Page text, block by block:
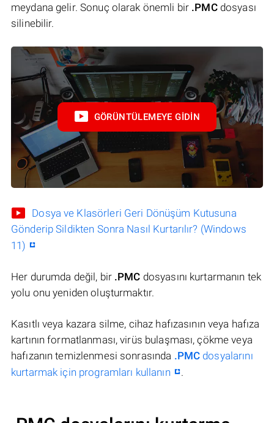
meydana gelir. Sonuç olarak önemli bir .PMCdosyası
silinebilir.
GÖRÜNTÜLEMEYE GIDIN
Dosya ve Klasörleri Geri Dönüşüm Kutusuna
Gönderip Sildikten Sonra Nasıl Kurtarılır? (Windows
11)
Her durumda değil, bir .PMC dosyasını kurtarmanın tek
yolu onu yeniden oluşturmaktır.
Kasıtlı veya kazara silme, cihaz hafızasının veya hafıza
kartının formatlanması, virüs bulaşması, çökme veya
hafızanın temizlenmesi sonrasında .PMC dosyalarını
kurtarmak için programları kullanın
.